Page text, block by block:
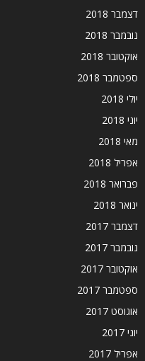
דצמבר 2018
נובמבר 2018
אוקטובר 2018
ספטמבר 2018
יולי 2018
יוני 2018
מאי 2018
אפריל 2018
פברואר 2018
ינואר 2018
דצמבר 2017
נובמבר 2017
אוקטובר 2017
ספטמבר 2017
אוגוסט 2017
יוני 2017
אפריל 2017